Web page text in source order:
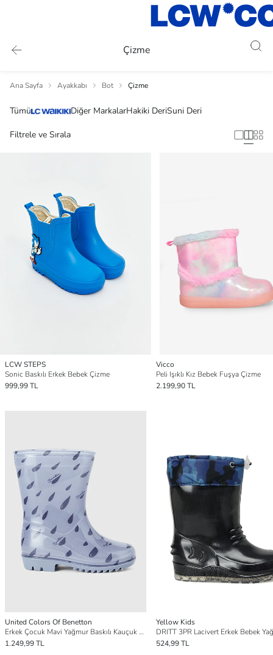
Çizme
Ana Sayfa Ayakkabı Bot Çizme
Tümü Diğer MarkalarHakiki DeriSuni Deri
Filtrele ve Sırala
LCW STEPS
Sonic Baskılı Erkek Bebek Çizme
999,99 TL
Vicco
Peli Işıklı Kız Bebek Fuşya Çizme
2.199,90 TL
United Colors Of Benetton
Erkek Çocuk Mavi Yağmur Baskılı Kauçuk Yağmur Çizmesi
1.249,99 TL
Yellow Kids
524,99 TL